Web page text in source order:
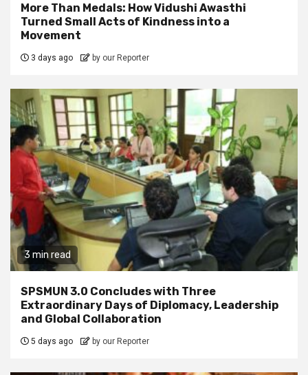
More Than Medals: How Vidushi Awasthi
Turned Small Acts of Kindness into a
Movement
3 days ago by our Reporter
3 min read
SPSMUN 3.0 Concludes with Three
Extraordinary Days of Diplomacy, Leadership
and Global Collaboration
5 days ago by our Reporter